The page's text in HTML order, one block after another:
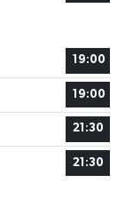
19:00
19:00
21:30
21:30